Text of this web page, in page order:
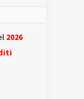
2026